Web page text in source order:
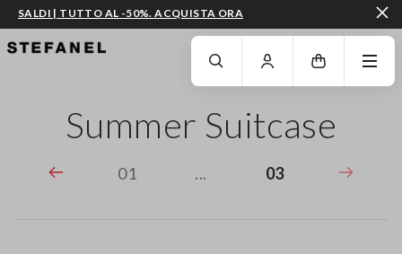
VAI AL CONTENUTO PRINCIPALE SCENDI AL FONDO DELLA PAGINA
SALDI | TUTTO AL -50%. ACQUISTA ORA
Summer Suitcase
01 ... 03